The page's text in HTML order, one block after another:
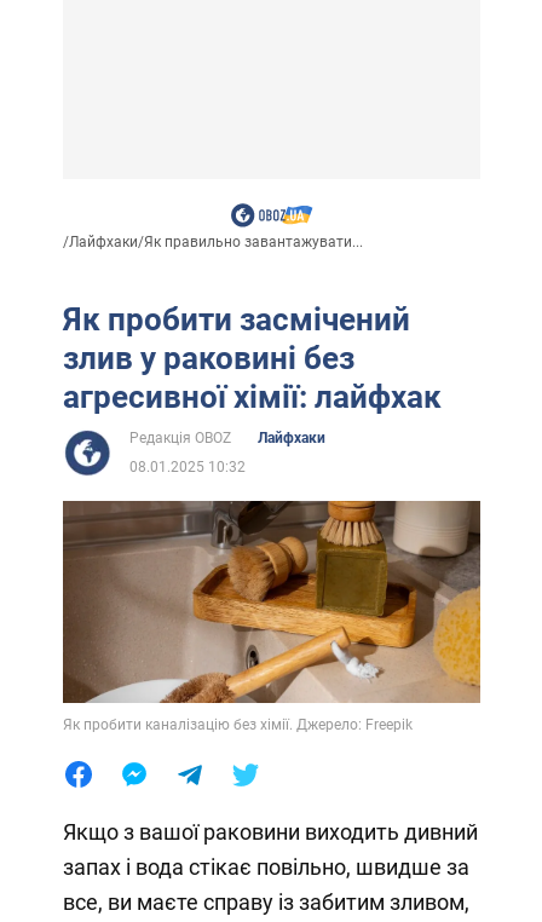
/Лайфхаки/Як правильно завантажувати...
Як пробити засмічений
злив у раковині без
агресивної хімії: лайфхак
Редакція OBOZ
Лайфхаки
08.01.2025 10:32
Як пробити каналізацію без хімії. Джерело: Freepik
Якщо з вашої раковини виходить дивний
запах і вода стікає повільно, швидше за
все, ви маєте справу із забитим зливом,